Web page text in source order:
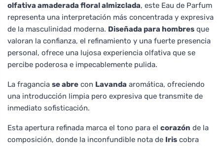
olfativa amaderada floral almizclada, este Eau de Parfum
representa una interpretación más concentrada y expresiva
de la masculinidad moderna. Diseñada para hombres que
valoran la confianza, el refinamiento y una fuerte presencia
personal, ofrece una lujosa experiencia olfativa que se
percibe poderosa e impecablemente pulida.
La fragancia se abre con Lavanda aromática, ofreciendo
una introducción limpia pero expresiva que transmite de
inmediato sofisticación.
Esta apertura refinada marca el tono para el corazón de la
composición, donde la inconfundible nota de Iris cobra